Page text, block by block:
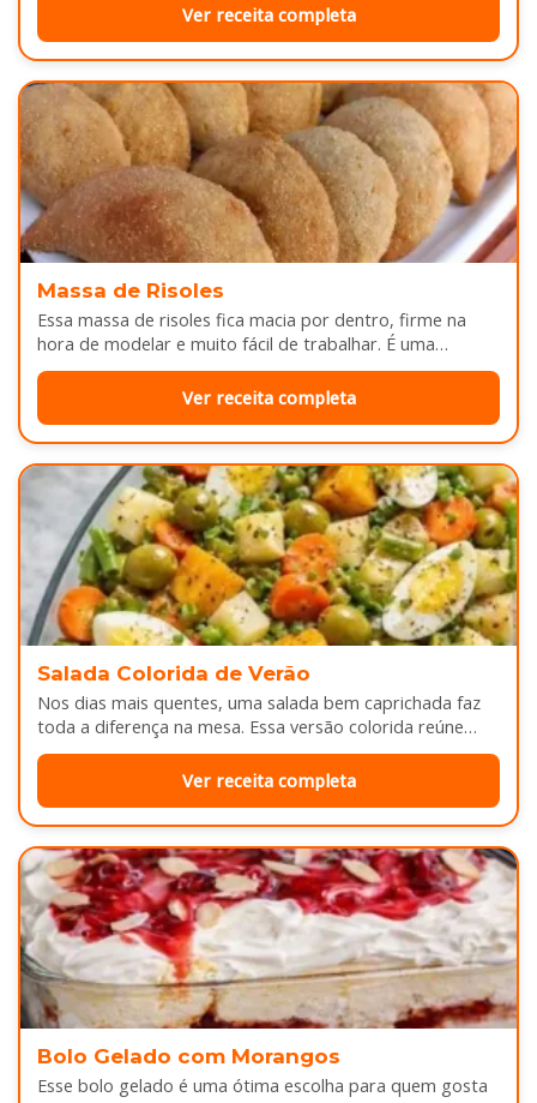
Ver receita completa
Massa de Risoles
Essa massa de risoles fica macia por dentro, firme na
hora de modelar e muito fácil de trabalhar. É uma…
Ver receita completa
Salada Colorida de Verão
Nos dias mais quentes, uma salada bem caprichada faz
toda a diferença na mesa. Essa versão colorida reúne
legumes cozidos…
Ver receita completa
Bolo Gelado com Morangos
Esse bolo gelado é uma ótima escolha para quem gosta